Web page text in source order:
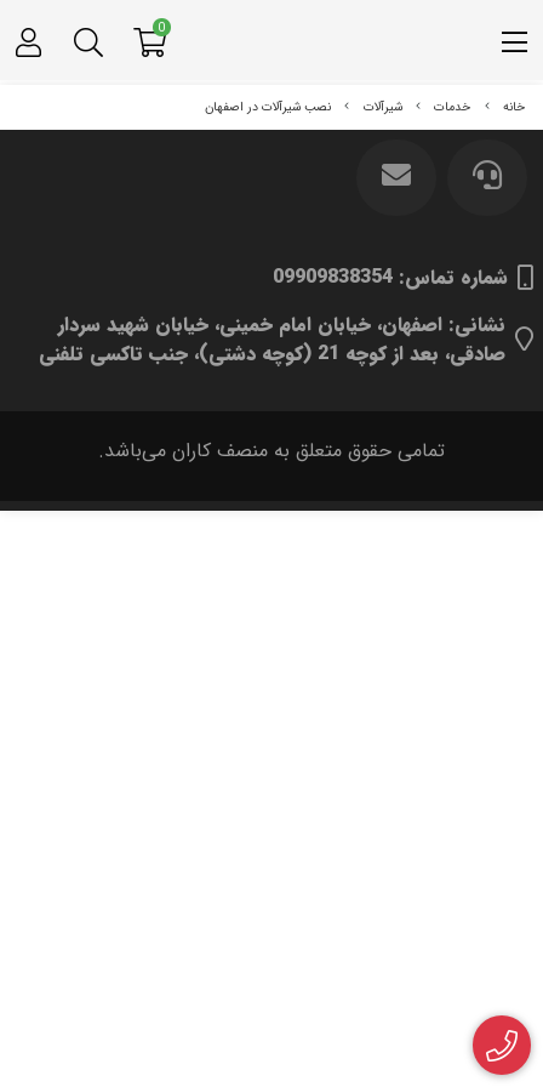
خانه خدمات شیرآلات نصب شیرآلات در اصفهان
شماره تماس‌: 09909838354
نشانی: اصفهان، خیابان امام خمینی، خیابان شهید سردار
صادقی، بعد از کوچه 21 (کوچه دشتی)، جنب تاکسی تلفنی
تمامی حقوق متعلق به منصف کاران می‌باشد.
0